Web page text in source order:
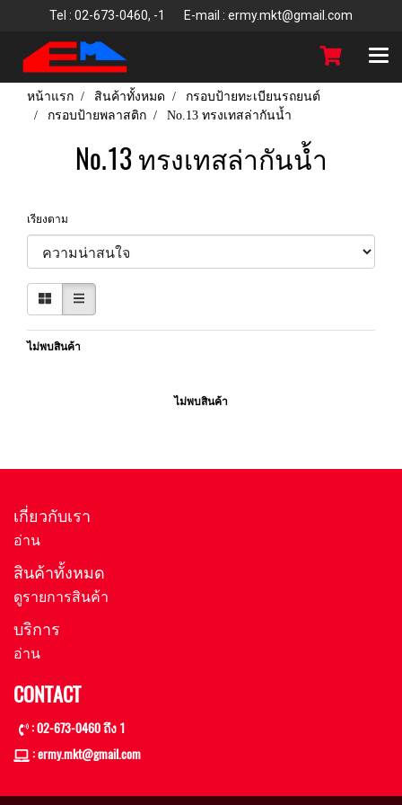
Tel : 02-673-0460, -1 E-mail : ermy.mkt@gmail.com
หน้าแรก สินค้าทั้งหมด
กรอบป้ายทะเบียนรถยนต์
กรอบป้ายพลาสติก
No.13 ทรงเทสล่ากันน้ำ
No.13 ทรงเทสล่ากันน้ำ
เรียงตาม
ไม่พบสินค้า
ไม่พบสินค้า
เกี่ยวกับเรา
อ่าน
สินค้าทั้งหมด
ดูรายการสินค้า
บริการ
อ่าน
CONTACT
: 02-673-0460 ถึง 1
: ermy.mkt@gmail.com